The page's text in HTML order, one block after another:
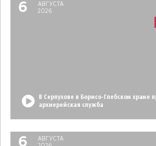
6
АВГУСТА
2026
В Серпухове в Борисо-Глебском храме
архиерейская служба
6
АВГУСТА